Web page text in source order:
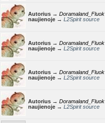
Autorius → Doramaland_Fluok
naujienoje → L2Spirit source
Autorius → Doramaland_Fluok
naujienoje → L2Spirit source
Autorius → Doramaland_Fluok
naujienoje → L2Spirit source
Autorius → Doramaland_Fluok
naujienoje → L2Spirit source